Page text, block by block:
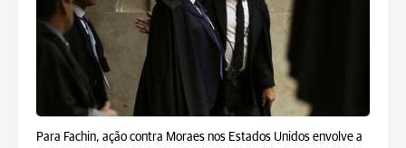
Para Fachin, ação contra Moraes nos Estados Unidos envolve a